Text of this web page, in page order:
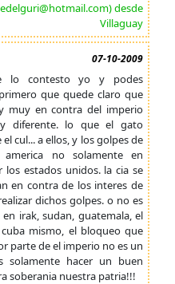
desde
Villaguay
07-10-2009
lo contesto yo y podes
que quede claro que
muy en contra del imperio
diferente. lo que el gato
cul... a ellos, y los golpes de
no solamente en
estados unidos. la cia se
en contra de los interes de
dichos golpes. o no es
irak, sudan, guatemala, el
mismo, el bloqueo que
parte de el imperio no es un
solamente hacer un buen
soberania nuestra patria!!!